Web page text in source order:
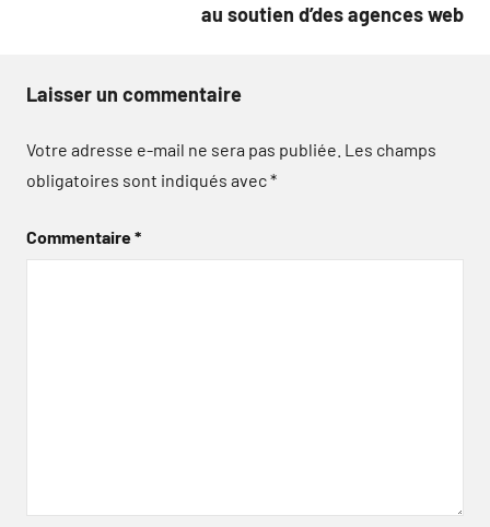
au soutien d’des agences web
Laisser un commentaire
Votre adresse e-mail ne sera pas publiée. Les champs
obligatoires sont indiqués avec*
Commentaire*